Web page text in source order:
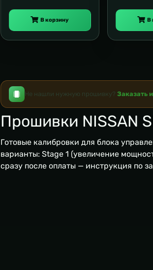
В корзину В
Не нашли нужную прошивку? Заказать
Прошивки NISSAN
Готовые калибровки для блока
варианты: Stage 1 (увеличение
сразу после оплаты — инструкция по